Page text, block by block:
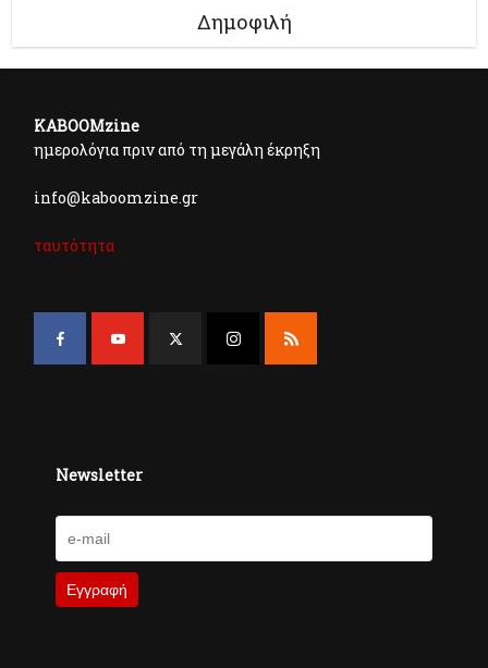
Δημοφιλή
KABOOMzine
ημερολόγια πριν από τη μεγάλη έκρηξη
info@kaboomzine.gr
ταυτότητα
Newsletter